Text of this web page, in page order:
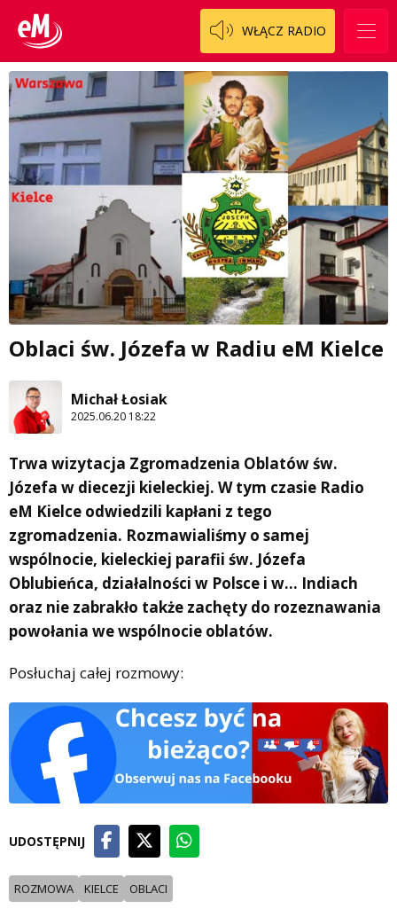
WŁĄCZ RADIO
Oblaci św. Józefa w Radiu eM Kielce
Michał Łosiak
2025.06.20 18:22
Trwa wizytacja Zgromadzenia Oblatów św.
Józefa w diecezji kieleckiej. W tym czasie Radio
eM Kielce odwiedzili kapłani z tego
zgromadzenia. Rozmawialiśmy o samej
wspólnocie, kieleckiej parafii św. Józefa
Oblubieńca, działalności w Polsce i w… Indiach
oraz nie zabrakło także zachęty do rozeznawania
powołania we wspólnocie oblatów.
Posłuchaj całej rozmowy:
UDOSTĘPNIJ
ROZMOWA KIELCE OBLACI